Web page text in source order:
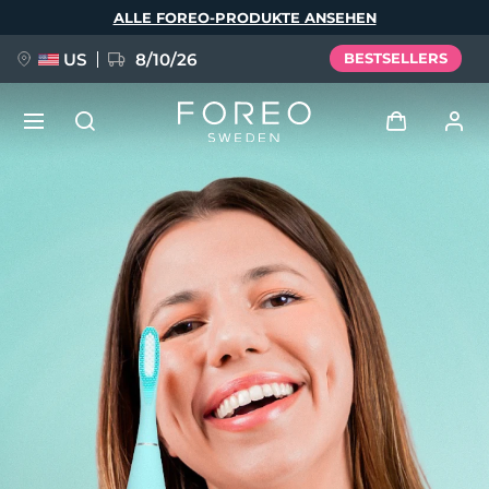
ALLE FOREO-PRODUKTE ANSEHEN
US 8/10/26 BESTSELLERS
Benutzerkonto
Meine Geräte
Meine Bestellungen
Meine Adressen
Meine Abonnements
FAQ™ Pure Beauty-Tech Elixir
BREAKING NEWS
issa™ Teeth Whitening Set
Deutsch
Español
Français
Italiano
Português
Svenska
Русский
简体中文 繁體中文